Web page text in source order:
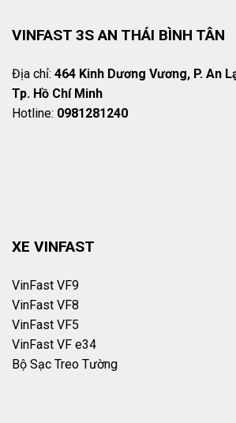
VINFAST 3S AN THÁI BÌNH TÂN
Địa chỉ: 464 Kinh Dương Vương, P. An
Tp. Hồ Chí Minh
Hotline: 0981281240
XE VINFAST
VinFast VF9
VinFast VF8
VinFast VF5
VinFast VF e34
Bộ Sạc Treo Tường